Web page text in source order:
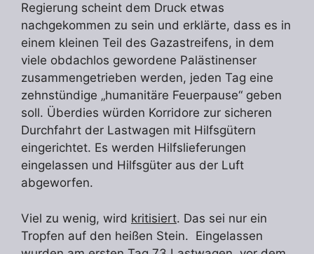
Regierung scheint dem Druck etwas
nachgekommen zu sein und erklärte, dass es in
einem kleinen Teil des Gazastreifens, in dem
viele obdachlos gewordene Palästinenser
zusammengetrieben werden, jeden Tag eine
zehnstündige „humanitäre Feuerpause“ geben
soll. Überdies würden Korridore zur sicheren
Durchfahrt der Lastwagen mit Hilfsgütern
eingerichtet. Es werden Hilfslieferungen
eingelassen und Hilfsgüter aus der Luft
abgeworfen.
Viel zu wenig, wird kritisiert. Das sei nur ein
Tropfen auf den heißen Stein. Eingelassen